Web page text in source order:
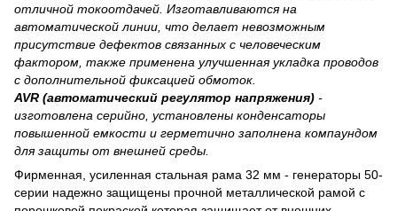
отличной токоотдачей. Изготавливаются на
автоматической линии, что делает невозможным
присутствие дефектов связанных с человеческим
фактором, также применена улучшенная укладка проводов
с дополнительной фиксацией обмоток.
AVR (автоматический регулятор напряжения) -
изготовлена серийно, установлены конденсаторы
повышенной емкости и герметично заполнена компаундом
для защиты от внешней среды.
Фирменная, усиленная стальная рама 32 мм - генераторы 50-
серии надежно защищены прочной металлической рамой с